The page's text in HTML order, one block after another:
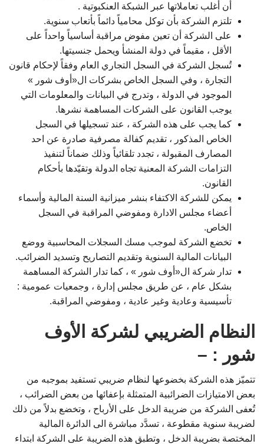
أن أغلب تعاملاتها عبر الشبكة العنكبوتية .
تلتزم الشركة بأن توكل محامياً دائماً بأتعاب سنوية.
على الشركة أن تعين مفوض مراقبة أساسياً واحداً على
الأقل ، مقيماً في دولة المنشأ ويحمل جنسيتها.
تُسجل الشركة في السجل التجاري العام وفقاً لإحكام قانون
التجارة ، وفي السجل الخاص بشركات ال«أوف شور »
الموجود في الدولة ، وتدرج في البيانات والمعلومات التي
يوجب القانون على الشركات المساهمة نشرها.
كما يجب على هذه الشركة ، عند تسجيلها في السجل
الخاص المذكور ، تقديم كفالة مصرفية صادرة عن احد
المصارف المقبولة ، تجدد تلقائياً وذلك ضماناً لتنفيذ
التزامات الشركة المعنية تجاه الدولة وتقيّدها بأحكام
القانون.
يمكن للشركة الاكتفاء بنشر ميزانية السنة المالية وأسماء
أعضاء مجلس الادارة ومفوضي المراقبة في السجل
الخاص.
تخضع الشركة لموجب مسك السجلات المحاسبية ووضع
البيانات المالية السنوية وتقديم التصاريح وتسديد الضرائب.
تدار شركة ال«أوف شور » ، كما تدار الشركة المساهمة
بشكل عام ، عن طريق مجلس إدارة ، وجمعيات عمومية :
تأسيسية وعادية وغير عادية ، ومفوضي المراقبة.
النظام الضريبي لشركة الأوف
شور : –
تتميّز هذه الشركة بخضوعها لنظام ضريبي تستفيد بموجبه من
بعض الامتيازات الضرائبية المتمثلة بإعفائها من بعض الضرائب ،
تُعفى الشركة من ضريبة الدخل على الأرباح ، وتخضع بدلاً من ذلك
لضريبة سنوية مقطوعة ، تسدَّد مباشرة الى الدائرة المالية
المختصة بضريبة الدخل ، وتطبق هذه الضريبة على الشركة ابتداء